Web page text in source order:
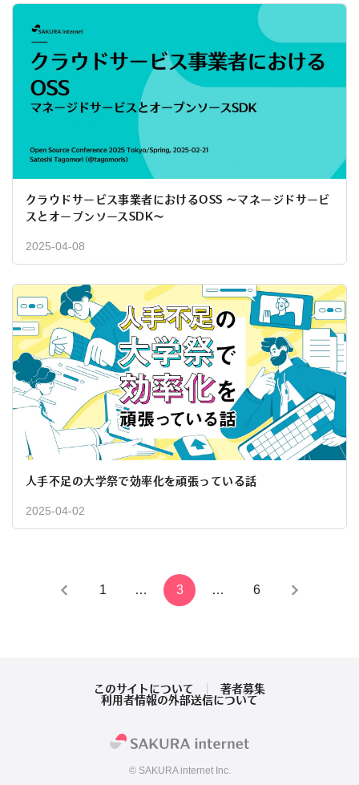
クラウドサービス事業者におけるOSS 〜マネージドサービ
スとオープンソースSDK〜
2025-04-08
人手不足の大学祭で効率化を頑張っている話
2025-04-02
1 … 3 … 6
このサイトについて
著者募集
利用者情報の外部送信について
© SAKURA internet Inc.